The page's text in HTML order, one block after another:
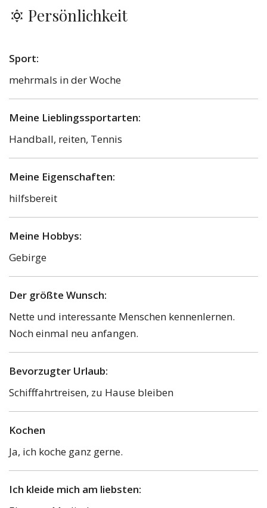
Persönlichkeit
Sport:
mehrmals in der Woche
Meine Lieblingssportarten:
Handball, reiten, Tennis
Meine Eigenschaften:
hilfsbereit
Meine Hobbys:
Gebirge
Der größte Wunsch:
Nette und interessante Menschen kennenlernen.
Noch einmal neu anfangen.
Bevorzugter Urlaub:
Schifffahrtreisen, zu Hause bleiben
Kochen
Ja, ich koche ganz gerne.
Ich kleide mich am liebsten: